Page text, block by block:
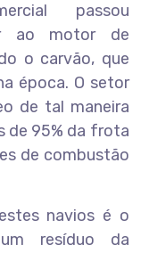
passou
ao motor de
o carvão, que
época. O setor
de tal maneira
de 95% da frota
de combustão
navios é o
resíduo da